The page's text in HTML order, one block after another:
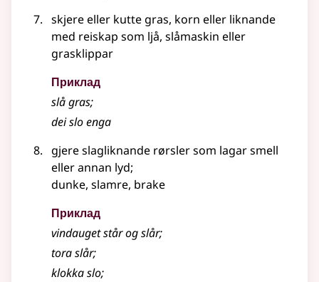
skjere eller kutte gras, korn eller liknande
med reiskap som ljå, slåmaskin eller
grasklippar
Приклад
slå gras;
dei slo enga
gjere slagliknande rørsler som lagar smell
eller annan lyd;
dunke, slamre, brake
Приклад
vindauget står og slår;
tora slår;
klokka slo;